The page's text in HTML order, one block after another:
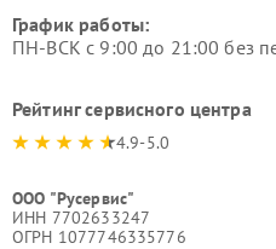
График работы:
ПН-ВСК с 9:00 до 21:00 без
Рейтинг сервисного центра
4.9-5.0
ООО "Русервис"
ИНН 7702633247
ОГРН 1077746335776